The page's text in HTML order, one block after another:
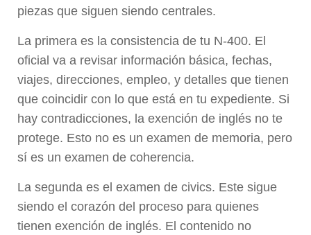
piezas que siguen siendo centrales.
La primera es la consistencia de tu N-400. El
oficial va a revisar información básica, fechas,
viajes, direcciones, empleo, y detalles que tienen
que coincidir con lo que está en tu expediente. Si
hay contradicciones, la exención de inglés no te
protege. Esto no es un examen de memoria, pero
sí es un examen de coherencia.
La segunda es el examen de civics. Este sigue
siendo el corazón del proceso para quienes
tienen exención de inglés. El contenido no